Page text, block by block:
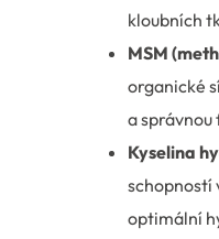
kloubních
MSM
organické
a správnou
Kyselina
schopností
optimální